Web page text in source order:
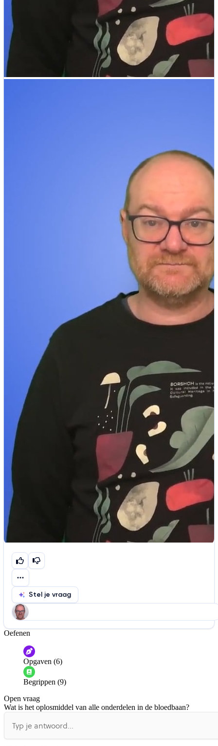
Stel je vraag
Help ons de video te verbeteren
De audio is slecht
Informatie is onjuist
De docent is te langdradig
De uitleg gaat te langzaam
Oefenen
Opgaven (6)
Begrippen (9)
Open vraag
Wat is het oplosmiddel van alle onderdelen in de bloedbaan?